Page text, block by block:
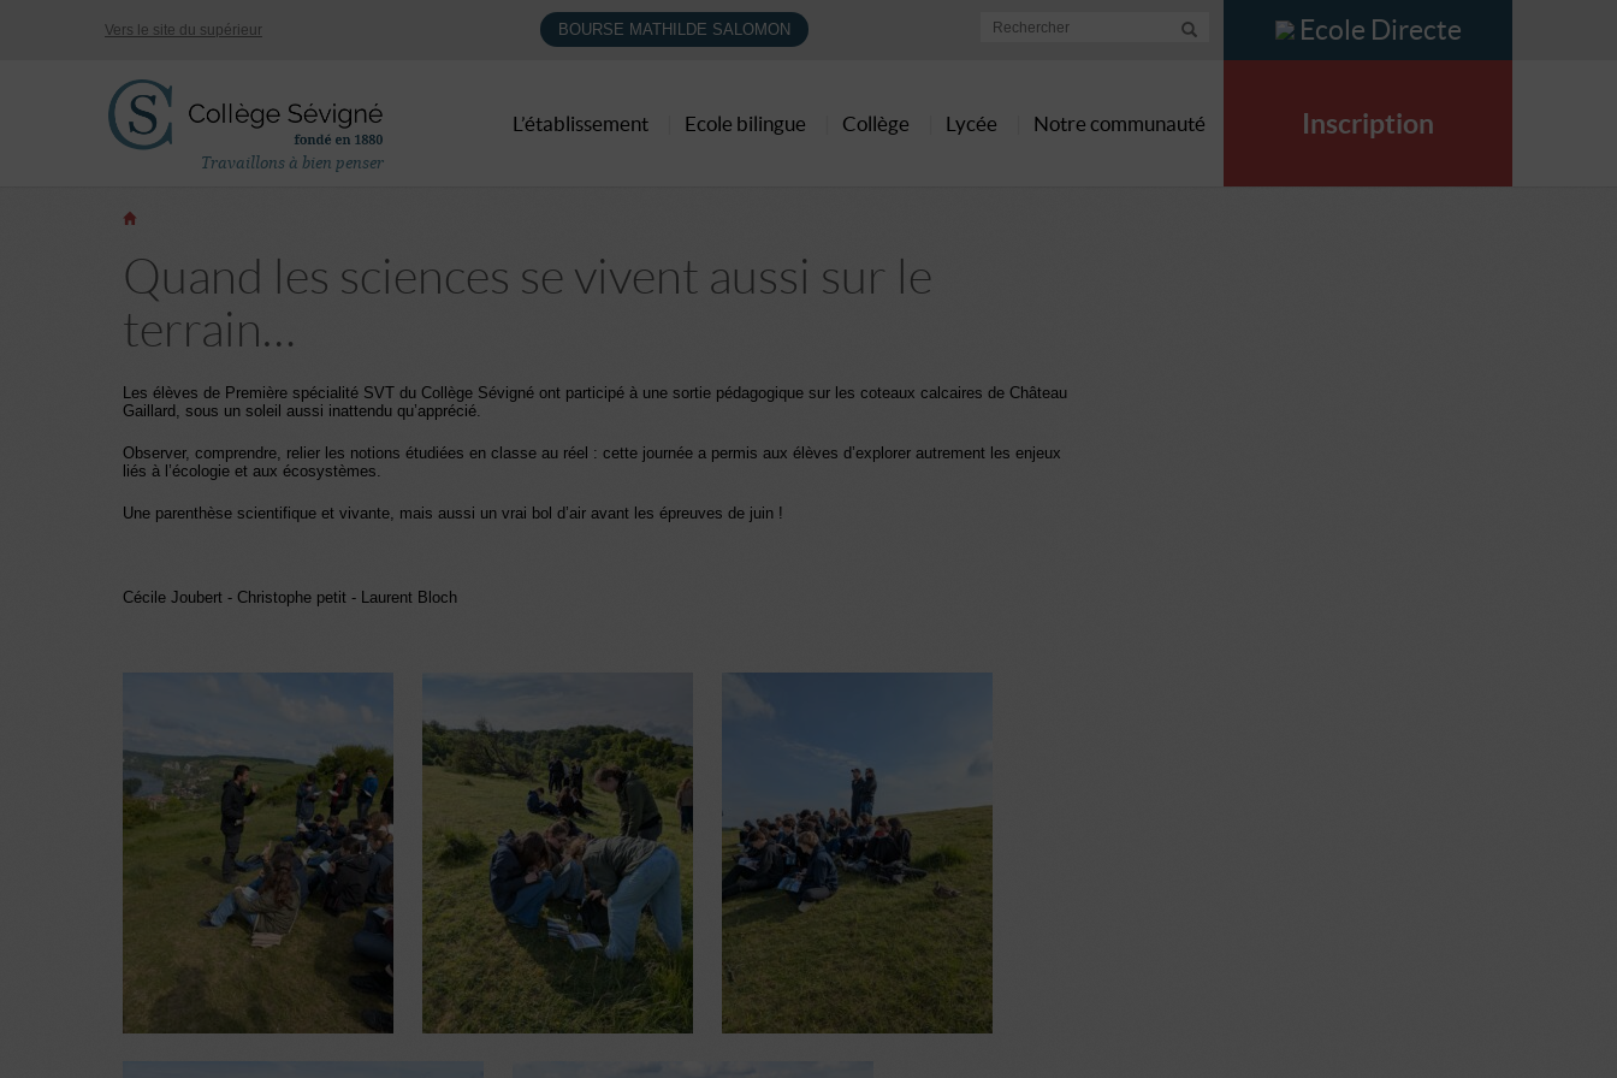
Vers le site du supérieur
Travaillons à bien penser
L’établissement Ecole bilingue Collège Lycée Notre communauté
Ecole Directe
Inscription
BOURSE MATHILDE SALOMON
Quand les sciences se vivent aussi sur le
terrain…
Les élèves de Première spécialité SVT du Collège Sévigné ont participé à une sortie pédagogique sur les coteaux calcaires de Château
Gaillard, sous un soleil aussi inattendu qu’apprécié.
Observer, comprendre, relier les notions étudiées en classe au réel : cette journée a permis aux élèves d’explorer autrement les enjeux
liés à l’écologie et aux écosystèmes.
Une parenthèse scientifique et vivante, mais aussi un vrai bol d’air avant les épreuves de juin !
Cécile Joubert - Christophe petit - Laurent Bloch